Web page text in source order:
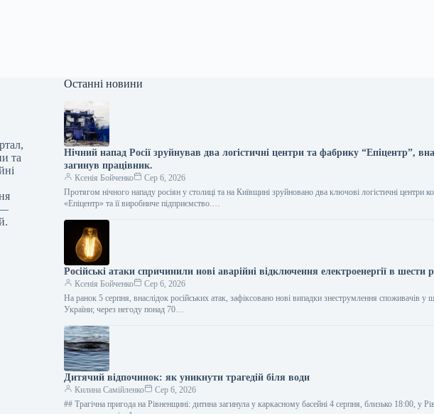
та
—
Останні новини
Нічний напад Росії зруйнував два логістичні центри та фабрику “Епіцентр”,
загинув працівник.
Ксенія Бойченко
Сер 6, 2026
Протягом нічного нападу росіян у столиці та на Київщині зруйновано два ключові логістичні центри
«Епіцентр» та її виробниче підприємство.…
Російські атаки спричинили нові аварійні відключення електроенергії в шести
Ксенія Бойченко
Сер 6, 2026
На ранок 5 серпня, внаслідок російських атак, зафіксовано нові випадки знеструмлення споживачів у
України; через негоду понад 70…
Дитячий відпочинок: як уникнути трагедій біля води
Килина Самійленко
Сер 6, 2026
## Трагічна пригода на Рівненщині: дитина загинула у каркасному басейні 4 серпня, близько 18:00, у